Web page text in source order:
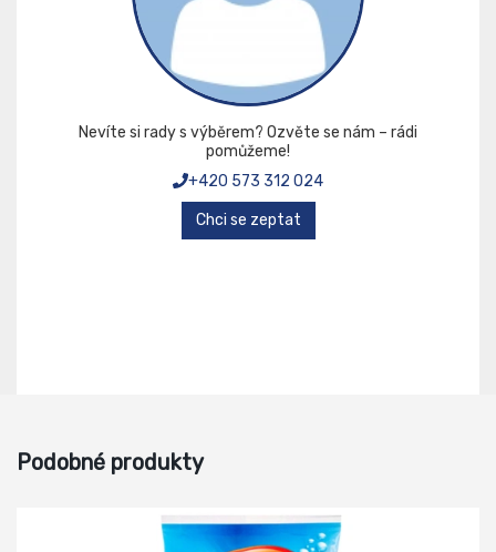
Nevíte si rady s výběrem? Ozvěte se nám – rádi
pomůžeme!
+420 573 312 024
Chci se zeptat
Podobné produkty